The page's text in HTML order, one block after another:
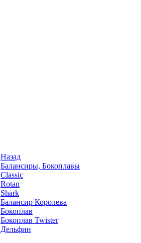
Назад
Балансиры, Бокоплавы
Classic
Rotan
Shark
Балансир Королева
Бокоплав
Бокоплав Twister
Дельфин